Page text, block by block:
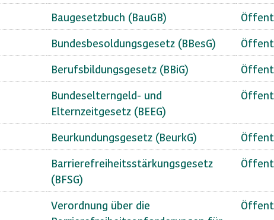
Baugesetzbuch (BauGB)
Bundesbesoldungsgesetz (BBesG)
Berufsbildungsgesetz (BBiG)
Bundeselterngeld- und
Elternzeitgesetz (BEEG)
Beurkundungsgesetz (BeurkG)
Barrierefreiheitsstärkungsgesetz
(BFSG)
Verordnung über die